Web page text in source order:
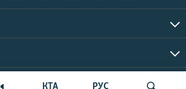
КТА РУС
© Крим.Реалії, 2026 | Усі права застережено.